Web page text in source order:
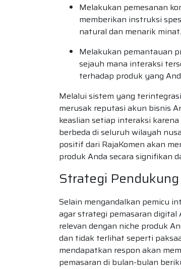
Melakukan pemesanan
memberikan instruksi
natural dan menarik minat.
Melakukan pemantauan
sejauh mana interaksi
terhadap produk yang
Melalui sistem yang
merusak reputasi akun bisnis
keaslian setiap interaksi
berbeda di seluruh wilayah
positif dari RajaKomen akan
produk Anda secara signifikan
Strategi
Selain mengandalkan pemicu
agar strategi pemasaran
relevan dengan niche produk
dan tidak terlihat seperti
mendapatkan respon akan
pemasaran di bulan-bulan